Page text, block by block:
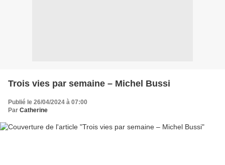
Trois vies par semaine – Michel Bussi
Publié le 26/04/2024 à 07:00
Par Catherine